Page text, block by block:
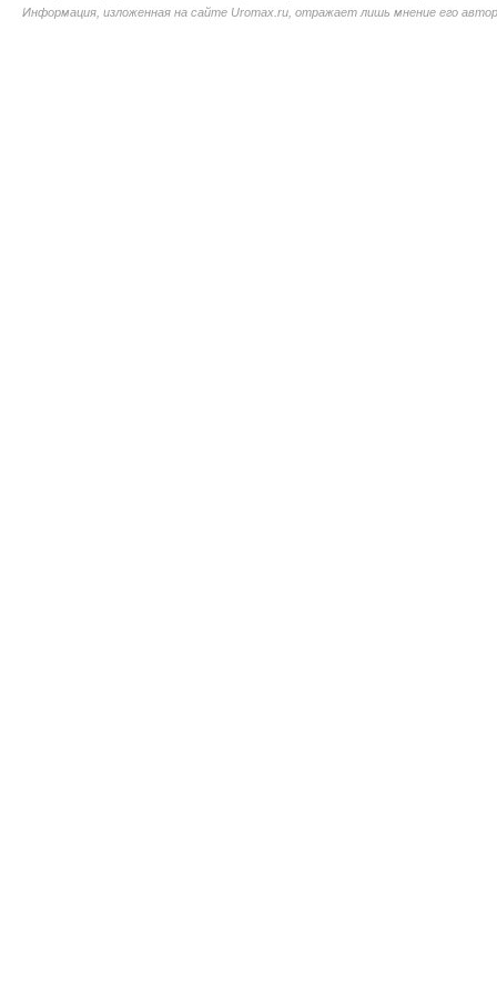
Информация, изложенная на сайте Uromax.ru, отражает лишь мнение его